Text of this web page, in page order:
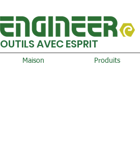
OUTILS AVEC ESPRIT
Maison Produits